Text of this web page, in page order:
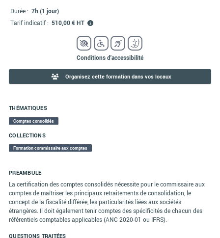
THÉMATIQUES
Comptes consolidés
COLLECTIONS
Formation commissaire aux comptes
PRÉAMBULE
La certification des comptes consolidés nécessite pour le commissaire aux
comptes de maîtriser les principaux retraitements de consolidation, le
concept de la fiscalité différée, les particularités liées aux sociétés
étrangères. Il doit également tenir comptes des spécificités de chacun des
référentiels comptables applicables (ANC 2020-01 ou IFRS).
QUESTIONS TRAITÉES
Durée : 7h (1 jour)
Tarif indicatif : 510,00 € HT
Conditions d'accessibilité
Organisez cette formation dans vos locaux